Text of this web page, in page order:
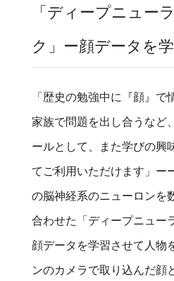
「ディープニュー
ク」ー顔データを
「歴史の勉強中に『顔』で
家族で問題を出し合うなど
ールとして、また学びの興
てご利用いただけます」ー
の脳神経系のニューロンを
合わせた「ディープニュー
顔データを学習させて人物
ンのカメラで取り込んだ顔